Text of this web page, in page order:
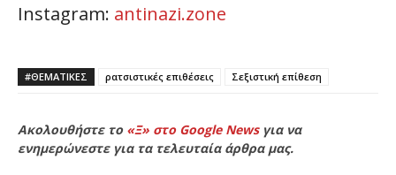
Instagram: antinazi.zone
#ΘΕΜΑΤΙΚΈΣ ρατσιστικές επιθέσεις Σεξιστική επίθεση
Ακολουθήστε το «Ξ» στο Google Newsγια να
ενημερώνεστε για τα τελευταία άρθρα μας.